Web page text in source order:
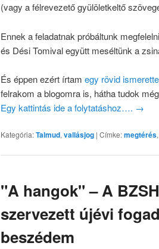
(vagy a félrevezető gyülöletkeltő
Ennek a feladatnak próbáltunk
és Dési Tomival együtt meséltünk a
És éppen ezért írtam egy rövid
felrakom a blogomra is, hátha tudok
Egy kattintás ide a folytatáshoz…. →
Kategória:Talmud, vallásjog | Címke:megtérés,
"A hangok" – A
szervezett újévi
beszédem